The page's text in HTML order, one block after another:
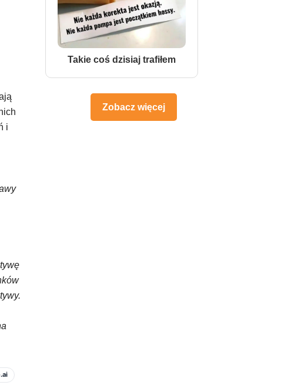
i
Takie coś dzisiaj trafiłem
Zobacz więcej